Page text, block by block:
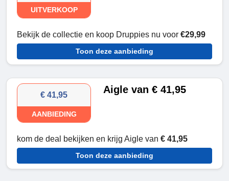
UITVERKOOP
Bekijk de collectie en koop Druppies nu voor €29,99
Toon deze aanbieding
€ 41,95
AANBIEDING
Aigle van € 41,95
kom de deal bekijken en krijg Aigle van € 41,95
Toon deze aanbieding